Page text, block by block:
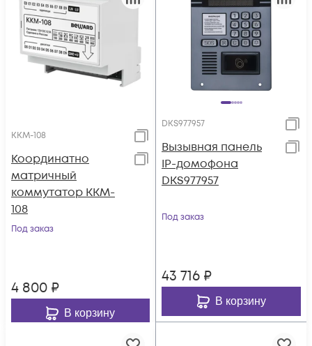
KKM-108
Координатно
матричный
коммутатор KKM-
108
Под заказ
4 800 ₽
В корзину
DKS977957
Вызывная панель
IP-домофона
DKS977957
Под заказ
43 716 ₽
В корзину